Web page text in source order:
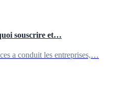
souscrire et…
a conduit les entreprises,…